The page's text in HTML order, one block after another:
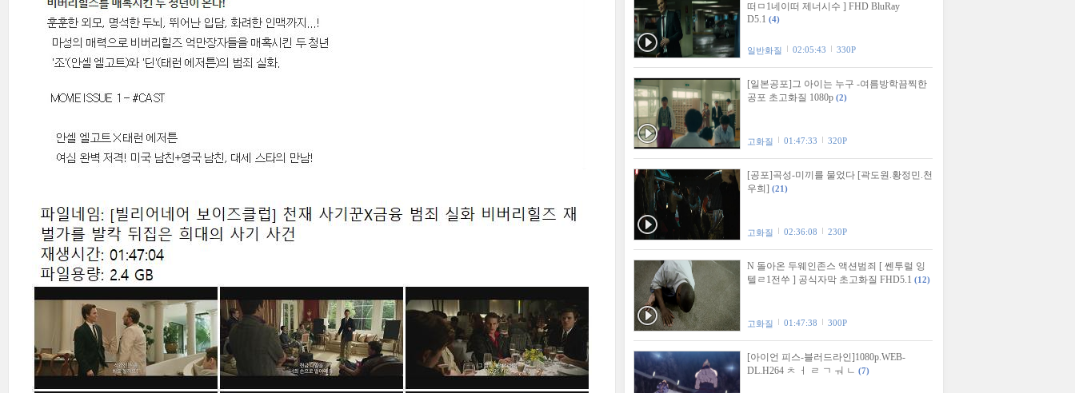
떠ㅁ1네이떠 제너시수 ] FHD BluRay
D5.1 (4)
일반화질 02:05:43 330P
[일본공포]그 아이는 누구 -여름방학끔찍한
공포 초고화질 1080p (2)
고화질 01:47:33 320P
[공포]곡성-미끼를 물었다 [곽도원.황정민.천
우희] (21)
고화질 02:36:08 230P
N 돌아온 두웨인존스 액션범죄 [ 쎈투럴 잉
텔ㄹ1전쑤 ] 공식자막 초고화질 FHD5.1 (12)
고화질 01:47:38 300P
[아이언 피스-블러드라인]1080p.WEB-
DL.H264 ㅊ ㅓ ㄹ ㄱ ㅝ ㄴ (7)